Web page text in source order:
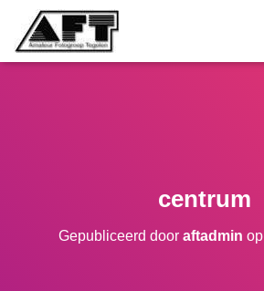
centrum
Gepubliceerd door aftadmin op